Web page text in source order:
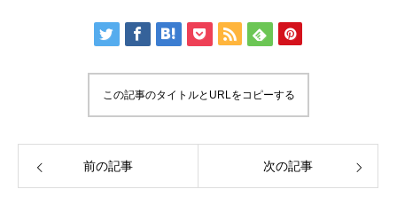
この記事のタイトルとURLをコピーする
前の記事 次の記事